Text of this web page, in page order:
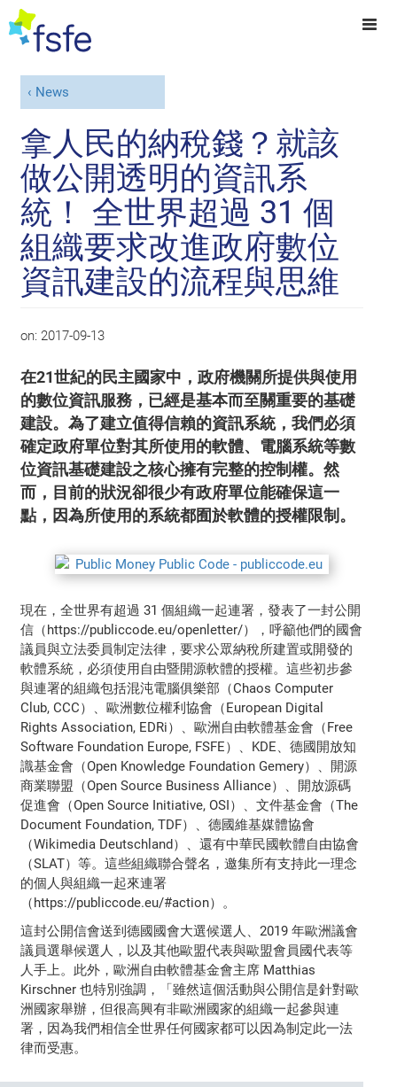
News
拿人民的納稅錢？就該
做公開透明的資訊系
統！ 全世界超過 31 個
組織要求改進政府數位
資訊建設的流程與思維
on: 2017-09-13
在21世紀的民主國家中，政府機關所提供與使用
的數位資訊服務，已經是基本而至關重要的基礎
建設。為了建立值得信賴的資訊系統，我們必須
確定政府單位對其所使用的軟體、電腦系統等數
位資訊基礎建設之核心擁有完整的控制權。然
而，目前的狀況卻很少有政府單位能確保這一
點，因為所使用的系統都囿於軟體的授權限制。
現在，全世界有超過 31 個組織一起連署，發表了一封公開
信（https://publiccode.eu/openletter/），呼籲他們的國會
議員與立法委員制定法律，要求公眾納稅所建置或開發的
軟體系統，必須使用自由暨開源軟體的授權。這些初步參
與連署的組織包括混沌電腦俱樂部（Chaos Computer
Club, CCC）、歐洲數位權利協會（European Digital
Rights Association, EDRi）、歐洲自由軟體基金會（Free
Software Foundation Europe, FSFE）、KDE、德國開放知
識基金會（Open Knowledge Foundation Gemery）、開源
商業聯盟（Open Source Business Alliance）、開放源碼
促進會（Open Source Initiative, OSI）、文件基金會（The
Document Foundation, TDF）、德國維基媒體協會
（Wikimedia Deutschland）、還有中華民國軟體自由協會
（SLAT）等。這些組織聯合聲名，邀集所有支持此一理念
的個人與組織一起來連署
（https://publiccode.eu/#action）。
這封公開信會送到德國國會大選候選人、2019 年歐洲議會
議員選舉候選人，以及其他歐盟代表與歐盟會員國代表等
人手上。此外，歐洲自由軟體基金會主席 Matthias
Kirschner 也特別強調，「雖然這個活動與公開信是針對歐
洲國家舉辦，但很高興有非歐洲國家的組織一起參與連
署，因為我們相信全世界任何國家都可以因為制定此一法
律而受惠。